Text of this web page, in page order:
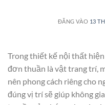
ĐĂNG VÀO 13
Trong thiết kế nội thất hiện
đơn thuần là vật trang trí,
nên phong cách riêng cho
đúng vị trí sẽ giúp không